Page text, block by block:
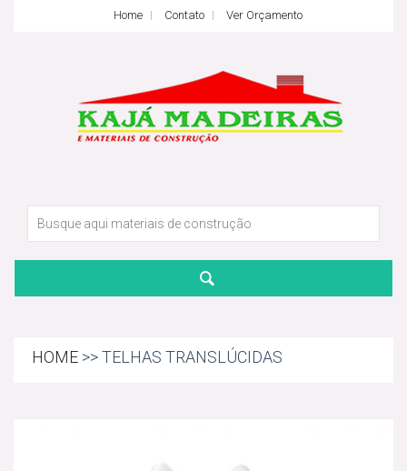
Home Contato Ver Orçamento
HOME >> TELHAS TRANSLÚCIDAS